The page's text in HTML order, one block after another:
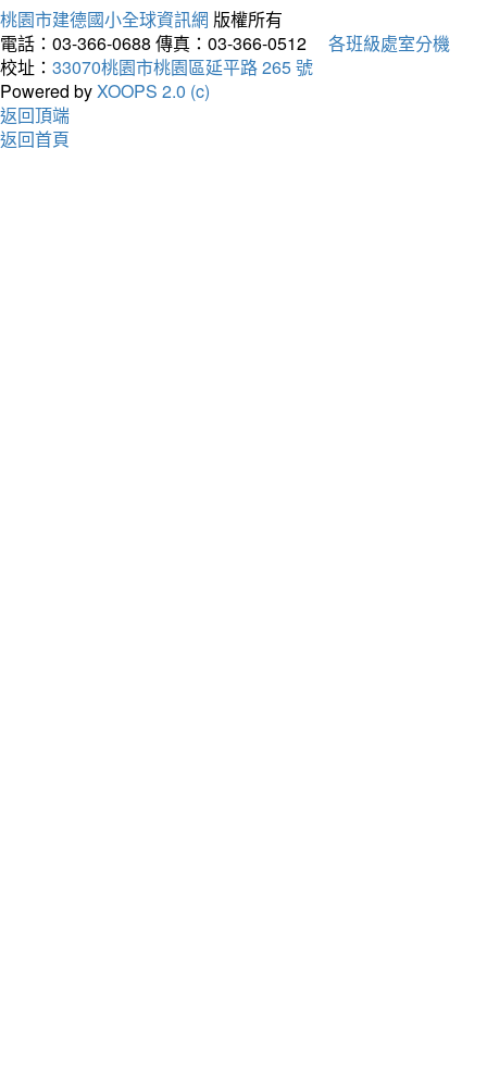
桃園市建德國小全球資訊網 版權所有
電話：03-366-0688 傳真：03-366-0512
各班級處室分機
校址： 33070桃園市桃園區延平路 265 號
Powered byXOOPS 2.0 (c)
返回頂端
返回首頁